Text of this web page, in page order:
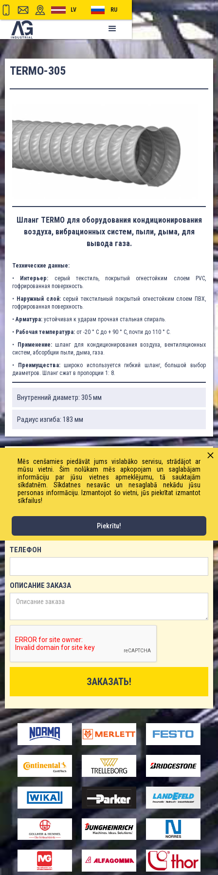
LV RU
TERMO-305
Шланг TERMO для оборудования кондиционирования
воздуха, вибрационных систем, пыли, дыма, для
вывода газа.
Технические данные:
•
Интерьер: серый текстиль, покрытый огнестойким слоем PVC,
гофрированная поверхность.
• Наружный слой:серый текстильный покрытый огнестойким слоем ПВХ,
гофрированная поверхность.
•Арматура: устойчивая к ударам прочная стальная спираль.
• Рабочая температура: от -20 ° C до + 90 ° C, почти до 110 ° C.
•
Применение:шланг для кондиционирования воздуха, вентиляционных
систем, абсорбции пыли, дыма, газа.
•
Преимущества:широко используется гибкий шланг, большой выбор
диаметров. Шланг сжат в пропорции 1: 8.
Внутренний диаметр: 305 мм
Радиус изгиба: 183 мм
ЗАКАЗАТЬ ТОВАР!
ИМЯ
ЕМАЙЛ
ТЕЛЕФОН
ОПИСАНИЕ ЗАКАЗА
Mēs cenšamies piedāvāt jums vislabāko servisu, strādājot ar
mūsu vietni. Šim nolūkam mēs apkopojam un saglabājam
informāciju par jūsu vietnes apmeklējumu, tā sauktajām
sīkdatnēm. Sīkdatnes nesavāc un nesaglabā nekādu jūsu
personas informāciju. Izmantojot šo vietni, jūs piekrītat izmantot
sīkfailus!
Piekrītu!